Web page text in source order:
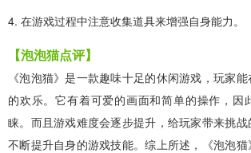
4. 在游戏过程中注意收集道具来增强自身能力。
【泡泡猫点评】
《泡泡猫》是一款趣味十足的休闲游戏，玩家
的欢乐。它有着可爱的画面和简单的操作，因
睐。而且游戏难度会逐步提升，给玩家带来挑
不断提升自身的游戏技能。综上所述，《泡泡